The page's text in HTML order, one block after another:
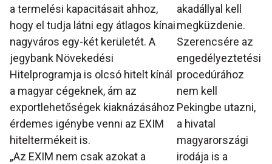
a termelési kapacitásait ahhoz,
hogy el tudja látni egy átlagos kínai
nagyváros egy-két kerületét. A
jegybank Növekedési
Hitelprogramja is olcsó hitelt kínál
a magyar cégeknek, ám az
exportlehetőségek kiaknázásához
érdemes igénybe venni az EXIM
hiteltermékeit is.
„Az EXIM nem csak azokat a
akadállyal kell
megküzdenie.
Szerencsére az
engedélyeztetési
procedúrához
nem kell
Pekingbe utazni,
a hivatal
magyarországi
irodája is a